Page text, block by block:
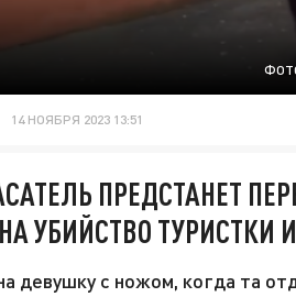
14 НОЯБРЯ 2023 13:51
ПРЕДСТАНЕТ
УБИЙСТВО ТУРИСТКИ
девушку с ножом, когда та